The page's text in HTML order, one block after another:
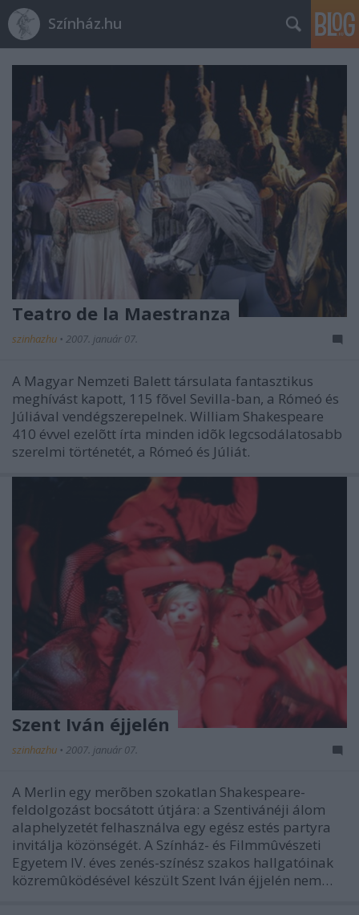
Színház.hu
Teatro de la Maestranza
szinhazhu • 2007. január 07.
A Magyar Nemzeti Balett társulata fantasztikus
meghívást kapott, 115 fõvel Sevilla-ban, a Rómeó és
Júliával vendégszerepelnek. William Shakespeare
410 évvel ezelõtt írta minden idõk legcsodálatosabb
szerelmi történetét, a Rómeó és Júliát.
Szent Iván éjjelén
szinhazhu • 2007. január 07.
A Merlin egy merõben szokatlan Shakespeare-
feldolgozást bocsátott útjára: a Szentivánéji álom
alaphelyzetét felhasználva egy egész estés partyra
invitálja közönségét. A Színház- és Filmmûvészeti
Egyetem IV. éves zenés-színész szakos hallgatóinak
közremûködésével készült Szent Iván éjjelén nem…